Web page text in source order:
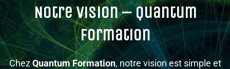
Notre Vision – Quantum
Formation
ChezQuantum Formation, notre vision est simple et